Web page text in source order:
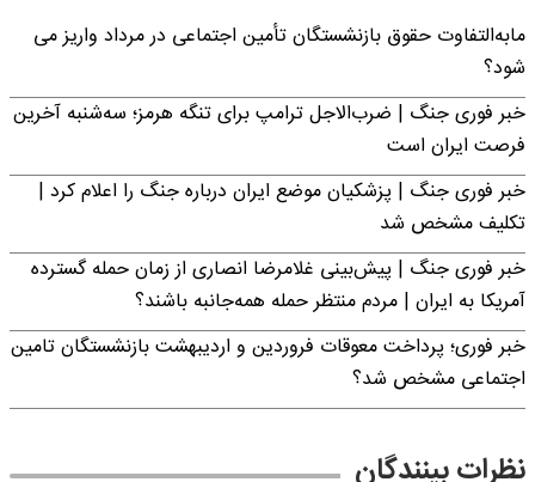
مابه‌التفاوت حقوق بازنشستگان تأمین اجتماعی در مرداد واریز می
شود؟
خبر فوری جنگ | ضرب‌الاجل ترامپ برای تنگه هرمز؛ سه‌شنبه آخرین
فرصت ایران است
خبر فوری جنگ | پزشکیان موضع ایران درباره جنگ را اعلام کرد |
تکلیف مشخص شد
خبر فوری جنگ | پیش‌بینی غلامرضا انصاری از زمان حمله گسترده
آمریکا به ایران | مردم منتظر حمله همه‌جانبه باشند؟
خبر فوری؛ پرداخت معوقات فروردین و اردیبهشت بازنشستگان تامین
اجتماعی مشخص شد؟
نظرات بینندگان